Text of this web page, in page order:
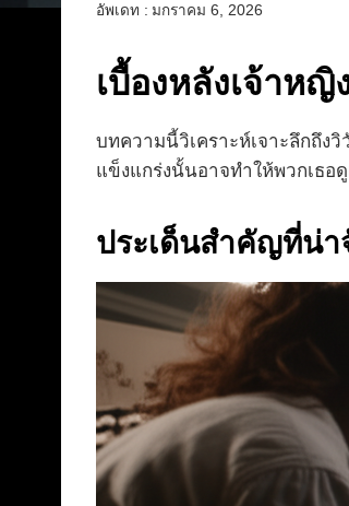
อัพเดท : มกราคม 6, 2026
เบื้องหลังเจ้าห
บทความนี้วิเคราะห์เจาะลึกถึง
แข็งแกร่งนั้นอาจทำให้พวกเธอ
ประเด็นสำคัญที่น่า